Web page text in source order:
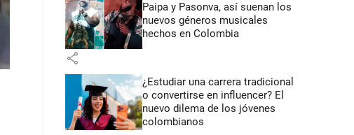
Paipa y Pasonva, así suenan los
nuevos géneros musicales
hechos en Colombia
share
¿Estudiar una carrera tradicional
o convertirse en influencer? El
nuevo dilema de los jóvenes
colombianos